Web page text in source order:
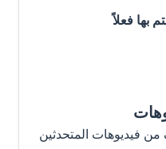
بها فعلاً
48 ألف من فيديوهات المتحدثين